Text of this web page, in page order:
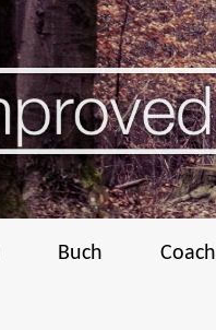
Buch